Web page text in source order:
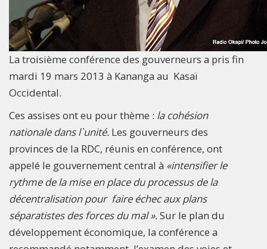
La troisième conférence des gouverneurs a pris fin
mardi 19 mars 2013 à Kananga au Kasaï
Occidental.
Ces assises ont eu pour thème : la cohésion
nationale dans l`unité. Les gouverneurs des
provinces de la RDC, réunis en conférence, ont
appelé le gouvernement central à «intensifier le
rythme de la mise en place du processus de la
décentralisation pour faire échec aux plans
séparatistes des forces du mal ».Sur le plan du
développement économique, la conférence a